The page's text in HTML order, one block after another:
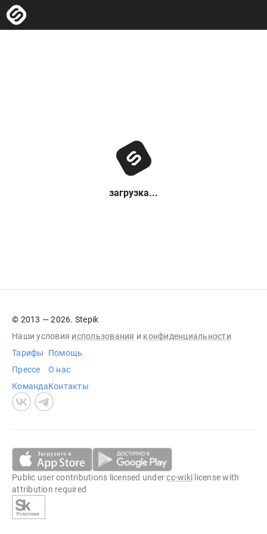
загрузка...
© 2013 — 2026. Stepik
Наши условия использования и конфиденциальности
Тарифы
Прессе
Команда
Помощь
О нас
Контакты
Public user contributions licensed undercc-wiki license with
attribution required